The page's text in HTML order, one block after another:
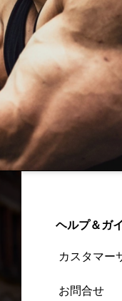
ヘルプ＆ガ
カスタマー
お問合せ